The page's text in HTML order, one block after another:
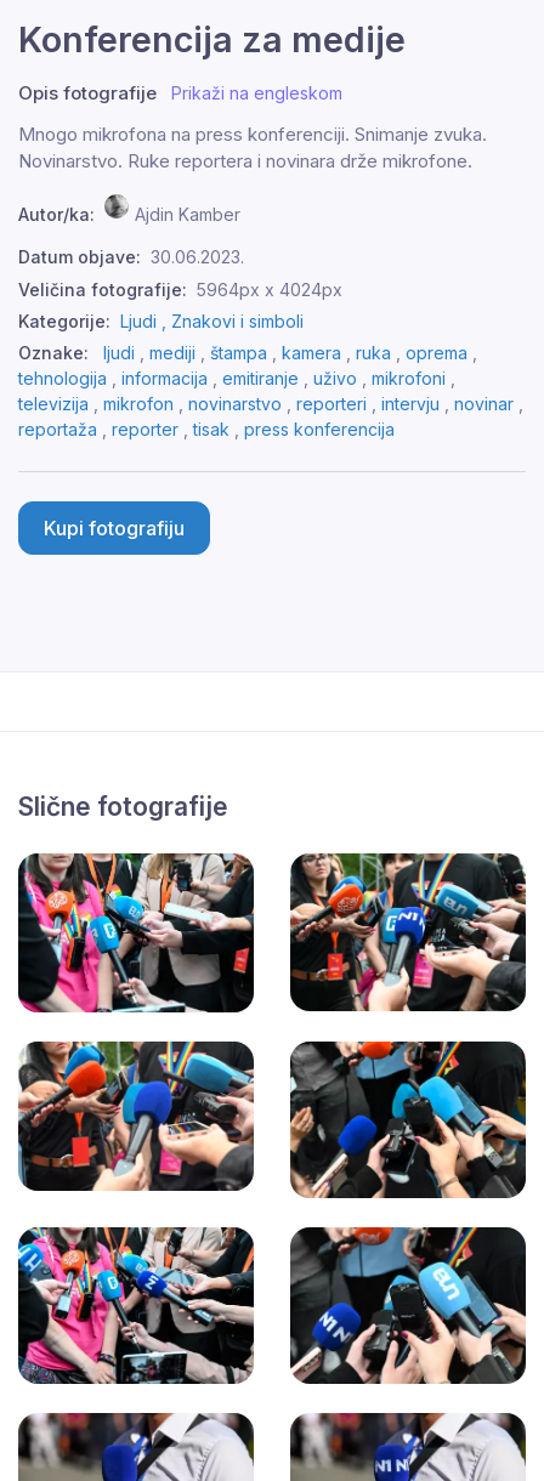
Konferencija za medije
Opis fotografije Prikaži na engleskom
Mnogo mikrofona na press konferenciji. Snimanje zvuka.
Novinarstvo. Ruke reportera i novinara drže mikrofone.
Autor/ka: Ajdin Kamber
Datum objave: 30.06.2023.
Veličina fotografije: 5964px x 4024px
Kategorije: Ljudi , Znakovi i simboli
Oznake:
ljudi , mediji , štampa , kamera , ruka , oprema ,
tehnologija , informacija , emitiranje , uživo , mikrofoni ,
televizija , mikrofon , novinarstvo , reporteri , intervju , novinar ,
reportaža , reporter ,tisak , press konferencija
Kupi fotografiju
Slične fotografije